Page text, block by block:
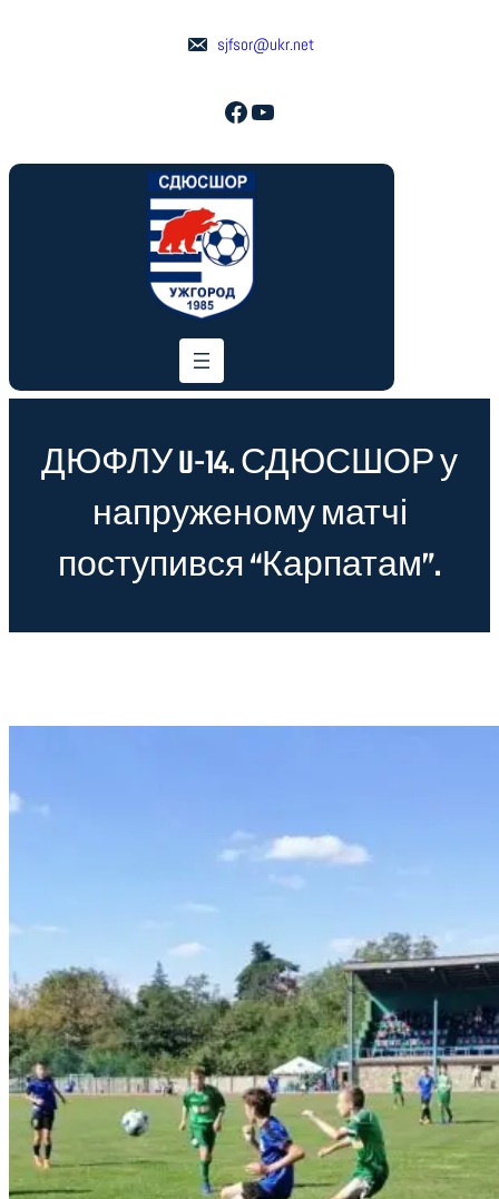
sjfsor@ukr.net
Facebook YouTube
ДЮФЛУ U-14. СДЮСШОР у
напруженому матчі
поступився “Карпатам”.